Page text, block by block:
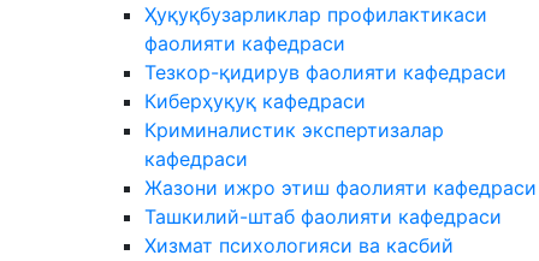
Ҳуқуқбузарликлар профилактикаси
фаолияти кафедраси
Тезкор-қидирув фаолияти кафедраси
Киберҳуқуқ кафедраси
Криминалистик экспертизалар
кафедраси
Жазони ижро этиш фаолияти кафедраси
Ташкилий-штаб фаолияти кафедраси
Хизмат психологияси ва касбий